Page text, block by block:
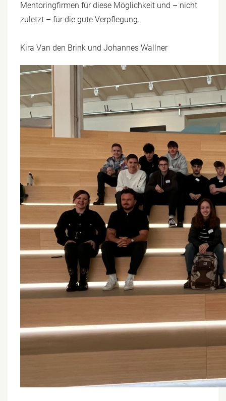
Mentoringfirmen für diese Möglichkeit und – nicht
zuletzt – für die gute Verpflegung.
Kira Van den Brink und Johannes Wallner